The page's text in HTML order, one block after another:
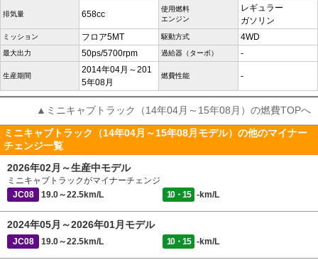
排気量 658cc
使用燃料
エンジン
レギュラー
ガソリン
ミッション フロア5MT 駆動方式 4WD
最大出力 50ps/5700rpm 過給器（ターボ） -
生産期間
2014年04月～201
5年08月
燃費性能 -
▲ミニキャブトラック（14年04月～15年08月）の燃費TOPへ
ミニキャブトラック（14年04月～15年08月モデル）の他のマイナー
チェンジ一覧
2026年02月～生産中モデル
ミニキャブトラックがマイナーチェンジ
JC08
19.0～22.5km/L 10・15 -km/L
2024年05月～2026年01月モデル
JC08 19.0～22.5km/L 10・15 -km/L